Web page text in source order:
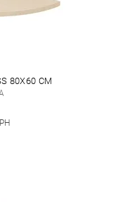
80X60 CM